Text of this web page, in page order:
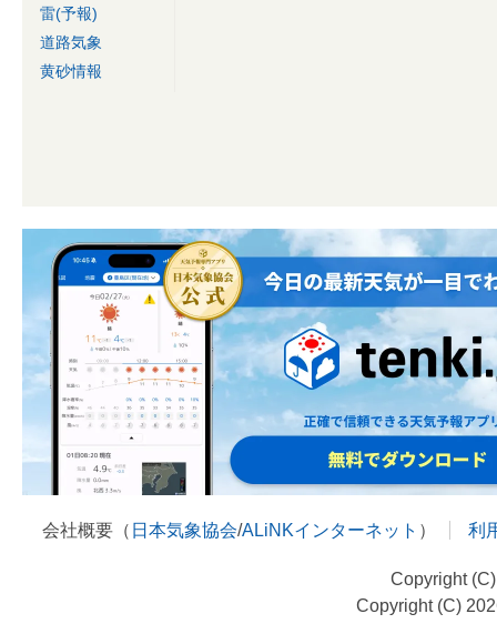
雷(予報)
道路気象
黄砂情報
会社概要（ 日本気象協会/ALiNKインターネット ） 利
Copyright
Copyright (C)